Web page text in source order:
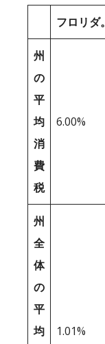
フロリダ。
州
の
平
均
消
費
税
6.00%
州
全
体
の
平
均
1.01%